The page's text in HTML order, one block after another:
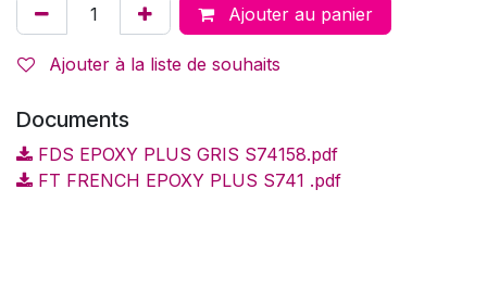
Ajouter au panier
Ajouter à la liste de souhaits
Documents
FDS EPOXY PLUS GRIS S74158.pdf
FT FRENCH EPOXY PLUS S741 .pdf